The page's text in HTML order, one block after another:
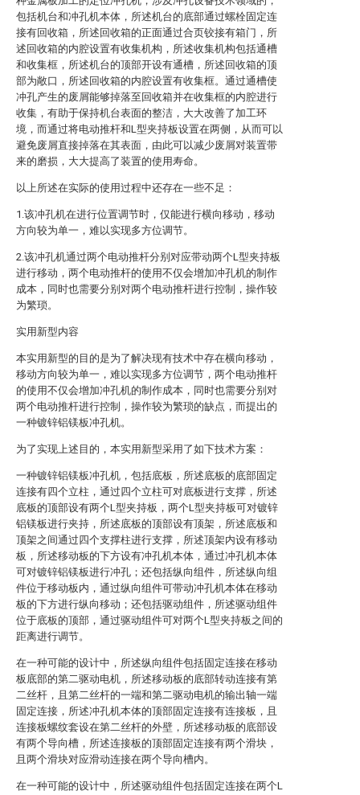
包括机台和冲孔机本体，所述机台的底部通过螺栓固定连
接有回收箱，所述回收箱的正面通过合页铰接有箱门，所
述回收箱的内腔设置有收集机构，所述收集机构包括通槽
和收集框，所述机台的顶部开设有通槽，所述回收箱的顶
部为敞口，所述回收箱的内腔设置有收集框。通过通槽使
冲孔产生的废屑能够掉落至回收箱并在收集框的内腔进行
收集，有助于保持机台表面的整洁，大大改善了加工环
境，而通过将电动推杆和L型夹持板设置在两侧，从而可以
避免废屑直接掉落在其表面，由此可以减少废屑对装置带
来的磨损，大大提高了装置的使用寿命。
以上所述在实际的使用过程中还存在一些不足：
1.该冲孔机在进行位置调节时，仅能进行横向移动，移动
方向较为单一，难以实现多方位调节。
2.该冲孔机通过两个电动推杆分别对应带动两个L型夹持板
进行移动，两个电动推杆的使用不仅会增加冲孔机的制作
成本，同时也需要分别对两个电动推杆进行控制，操作较
为繁琐。
实用新型内容
本实用新型的目的是为了解决现有技术中存在横向移动，
移动方向较为单一，难以实现多方位调节，两个电动推杆
的使用不仅会增加冲孔机的制作成本，同时也需要分别对
两个电动推杆进行控制，操作较为繁琐的缺点，而提出的
一种镀锌铝镁板冲孔机。
为了实现上述目的，本实用新型采用了如下技术方案：
一种镀锌铝镁板冲孔机，包括底板，所述底板的底部固定
连接有四个立柱，通过四个立柱可对底板进行支撑，所述
底板的顶部设有两个L型夹持板，两个L型夹持板可对镀锌
铝镁板进行夹持，所述底板的顶部设有顶架，所述底板和
顶架之间通过四个支撑柱进行支撑，所述顶架内设有移动
板，所述移动板的下方设有冲孔机本体，通过冲孔机本体
可对镀锌铝镁板进行冲孔；还包括纵向组件，所述纵向组
件位于移动板内，通过纵向组件可带动冲孔机本体在移动
板的下方进行纵向移动；还包括驱动组件，所述驱动组件
位于底板的顶部，通过驱动组件可对两个L型夹持板之间的
距离进行调节。
在一种可能的设计中，所述纵向组件包括固定连接在移动
板底部的第二驱动电机，所述移动板的底部转动连接有第
二丝杆，且第二丝杆的一端和第二驱动电机的输出轴一端
固定连接，所述冲孔机本体的顶部固定连接有连接板，且
连接板螺纹套设在第二丝杆的外壁，所述移动板的底部设
有两个导向槽，所述连接板的顶部固定连接有两个滑块，
且两个滑块对应滑动连接在两个导向槽内。
在一种可能的设计中，所述驱动组件包括固定连接在两个L